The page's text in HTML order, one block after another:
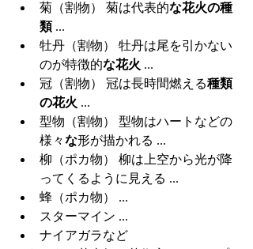
菊（割物） 菊は代表的な花火の種
類 ...
牡丹（割物） 牡丹は尾を引かない
のが特徴的な花火 ...
冠（割物） 冠は長時間燃える種類
の花火 ...
型物（割物） 型物はハートなどの
様々な形が描かれる ...
柳（ポカ物） 柳は上空から光が降
ってくるように見える ...
蜂（ポカ物） ...
スターマイン ...
ナイアガラなど